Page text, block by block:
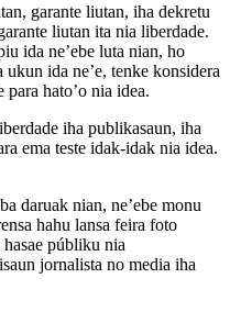
garante liutan, iha dekretu
liutan ita nia liberdade.
ida ne’ebe luta nian, ho
ida ne’e, tenke konsidera
hato’o nia idea.
iha publikasaun, iha
ema teste idak-idak nia idea.
daruak nian, ne’ebe monu
hahu lansa feira foto
públiku nia
jornalista no media iha